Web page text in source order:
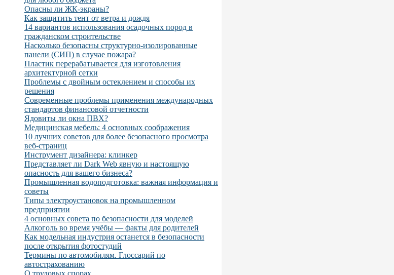
Опасны ли ЖК-экраны?
Как защитить тент от ветра и дождя
14 вариантов использования осадочных пород в
гражданском строительстве
Насколько безопасны структурно-изолированные
панели (СИП) в случае пожара?
Пластик перерабатывается для изготовления
архитектурной сетки
Проблемы с двойным остеклением и способы их
решения
Современные проблемы применения международных
стандартов финансовой отчетности
Ядовиты ли окна ПВХ?
Медицинская мебель: 4 основных соображения
10 лучших советов для более безопасного просмотра
веб-страниц
Инструмент дизайнера: клинкер
Представляет ли Dark Web явную и настоящую
опасность для вашего бизнеса?
Промышленная водоподготовка: важная информация и
советы
Типы электроустановок на промышленном
предприятии
4 основных совета по безопасности для моделей
Алкоголь во время учёбы — факты для родителей
Как модельная индустрия останется в безопасности
после открытия фотостудий
Термины по автомобилям. Глоссарий по
автострахованию
О трудовых спорах